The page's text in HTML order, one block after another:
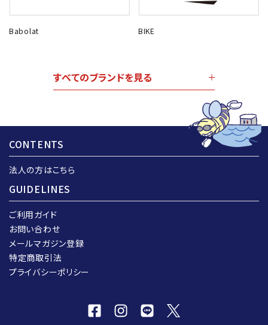
Babolat BIKE
すべてのブランドを見る
CONTENTS
法人の方はこちら
GUIDELINES
ご利用ガイド
お問い合わせ
メールマガジン登録
特定商取引法
プライバシーポリシー